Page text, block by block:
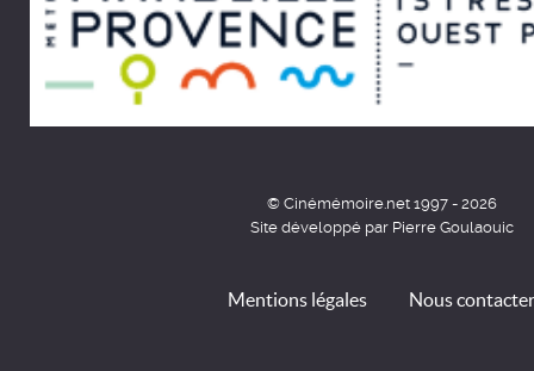
© Cinémémoire.net 1997 - 2026
Site développé par Pierre Goulaouic
Mentions légales Nous contacter